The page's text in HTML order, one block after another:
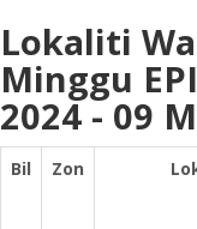
Lokaliti
Minggu
2024 - 09
Bil Zon